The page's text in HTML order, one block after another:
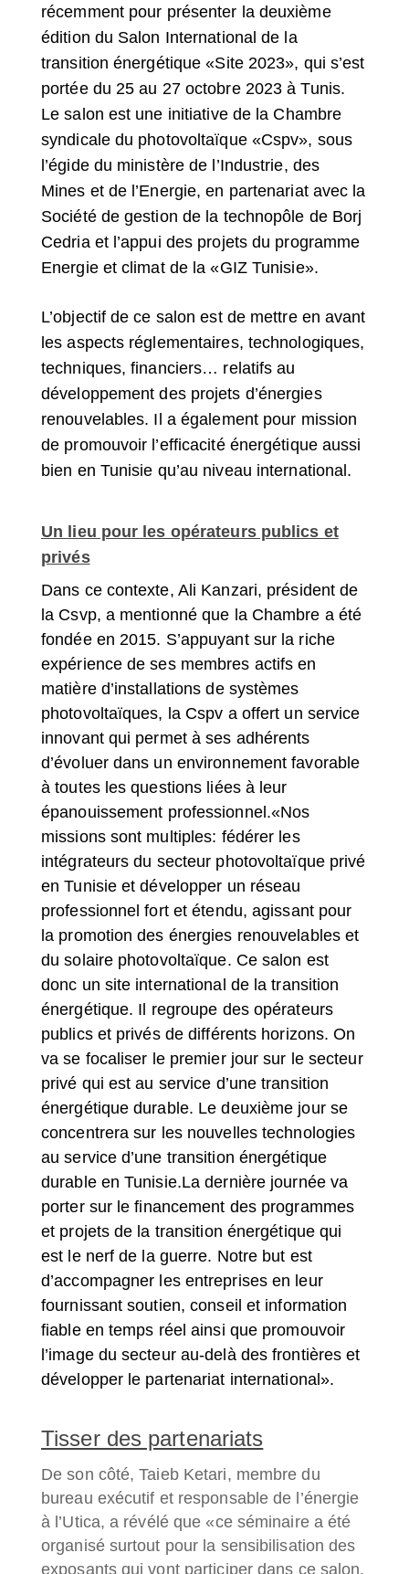
récemment pour présenter la deuxième
édition du Salon International de la
transition énergétique «Site 2023», qui s’est
portée du 25 au 27 octobre 2023 à Tunis.
Le salon est une initiative de la Chambre
syndicale du photovoltaïque «Cspv», sous
l’égide du ministère de l’Industrie, des
Mines et de l’Energie, en partenariat avec la
Société de gestion de la technopôle de Borj
Cedria et l’appui des projets du programme
Energie et climat de la «GIZ Tunisie».
L’objectif de ce salon est de mettre en avant
les aspects réglementaires, technologiques,
techniques, financiers… relatifs au
développement des projets d’énergies
renouvelables. Il a également pour mission
de promouvoir l’efficacité énergétique aussi
bien en Tunisie qu’au niveau international.
Un lieu pour les opérateurs publics et
privés
Dans ce contexte, Ali Kanzari, président de
la Csvp, a mentionné que la Chambre a été
fondée en 2015. S’appuyant sur la riche
expérience de ses membres actifs en
matière d’installations de systèmes
photovoltaïques, la Cspv a offert un service
innovant qui permet à ses adhérents
d’évoluer dans un environnement favorable
à toutes les questions liées à leur
épanouissement professionnel.«Nos
missions sont multiples: fédérer les
intégrateurs du secteur photovoltaïque privé
en Tunisie et développer un réseau
professionnel fort et étendu, agissant pour
la promotion des énergies renouvelables et
du solaire photovoltaïque. Ce salon est
donc un site international de la transition
énergétique. Il regroupe des opérateurs
publics et privés de différents horizons. On
va se focaliser le premier jour sur le secteur
privé qui est au service d’une transition
énergétique durable. Le deuxième jour se
concentrera sur les nouvelles technologies
au service d’une transition énergétique
durable en Tunisie.La dernière journée va
porter sur le financement des programmes
et projets de la transition énergétique qui
est le nerf de la guerre. Notre but est
d’accompagner les entreprises en leur
fournissant soutien, conseil et information
fiable en temps réel ainsi que promouvoir
l’image du secteur au-delà des frontières et
développer le partenariat international».
Tisser des partenariats
De son côté, Taieb Ketari, membre du
bureau exécutif et responsable de l’énergie
à l’Utica, a révélé que «ce séminaire a été
organisé surtout pour la sensibilisation des
exposants qui vont participer dans ce salon.